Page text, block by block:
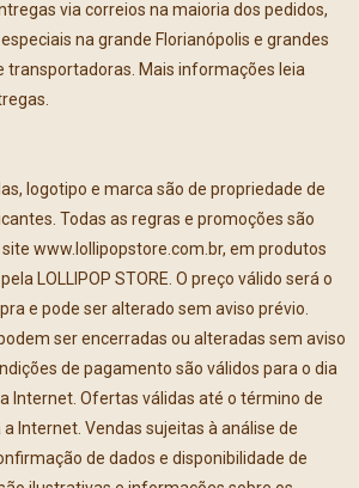
via correios na maioria dos pedidos,
na grande Florianópolis e grandes
transportadoras. Mais informações leia
logotipo e marca são de propriedade de
Todas as regras e promoções são
www.lollipopstore.com.br, em produtos
LOLLIPOP STORE. O preço válido será o
e pode ser alterado sem aviso prévio.
ser encerradas ou alteradas sem aviso
de pagamento são válidos para o dia
Internet. Ofertas válidas até o término de
Internet. Vendas sujeitas à análise de
de dados e disponibilidade de